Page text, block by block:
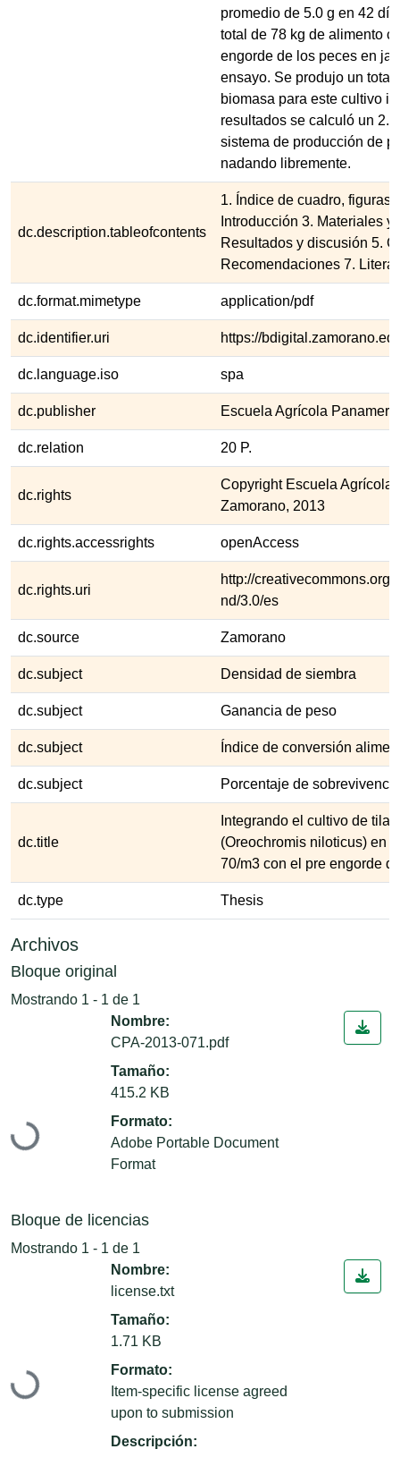
promedio de 5.0 g en 42
total de 78 kg de alimento
engorde de los peces en
ensayo. Se produjo un total
biomasa para este cultivo
resultados se calculó un
sistema de producción de
nadando libremente.
dc.description.tableofcontents
1. Índice de cuadro, figuras
Introducción 3. Materiales y
Resultados y discusión 5.
Recomendaciones 7.
dc.format.mimetype application/pdf
dc.identifier.uri https://
dc.language.iso spa
dc.publisher Escuela Agrícola
dc.relation 20 P.
dc.rights
Copyright Escuela Agrícola
Zamorano, 2013
dc.rights.accessrights openAccess
dc.rights.uri
http://
nd/3.0/es
dc.source Zamorano
dc.subject Densidad de siembra
dc.subject Ganancia de peso
dc.subject Índice de conversión
dc.subject Porcentaje de sobrevivencia
dc.title
Integrando el cultivo de
(Oreochromis niloticus) en
70/m3 con el pre engorde
dc.type Thesis
Archivos
Bloque original
Mostrando 1 - 1 de 1
Cargando...
Nombre:
CPA-2013-071.pdf
Tamaño:
415.2 KB
Formato:
Adobe Portable Document
Format
Bloque de licencias
Mostrando 1 - 1 de 1
Cargando...
Nombre:
license.txt
Tamaño:
1.71 KB
Formato:
Item-specific license agreed
upon to submission
Descripción: